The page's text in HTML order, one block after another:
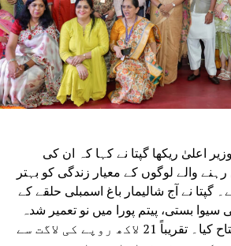
اعلیٰ ریکھا گپتا نے کہا کہ ان کی
والے لوگوں کے معیار زندگی کو بہتر
گپتا نے آج شالیمار باغ اسمبلی حلقے کے
بستی، پیتم پورا میں نو تعمیر شدہ
کمیونٹی ٹوائلٹ کا افتتاح کیا۔ تقریباً 21 لاکھ روپے کی لاگت سے